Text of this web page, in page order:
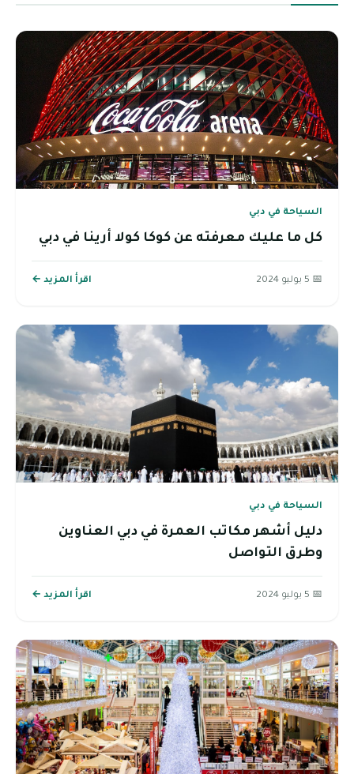
السياحة في دبي
كل ما عليك معرفته عن كوكا كولا أرينا في دبي
📅 5 يوليو 2024 اقرأ المزيد ←
السياحة في دبي
دليل أشهر مكاتب العمرة في دبي العناوين
وطرق التواصل
📅 5 يوليو 2024 اقرأ المزيد ←